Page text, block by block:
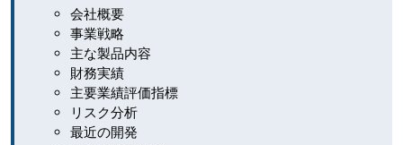
会社概要
事業戦略
主な製品内容
財務実績
主要業績評価指標
リスク分析
最近の開発